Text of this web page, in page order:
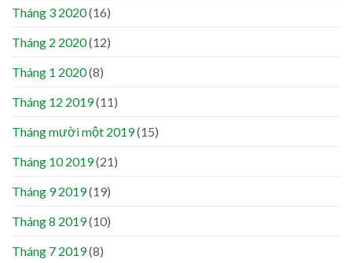
Tháng 3 2020(16)
Tháng 2 2020(12)
Tháng 1 2020(8)
Tháng 12 2019(11)
Tháng mười một 2019(15)
Tháng 10 2019(21)
Tháng 9 2019(19)
Tháng 8 2019(10)
Tháng 7 2019(8)